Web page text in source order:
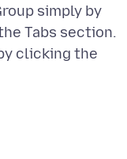
simply by
Tabs section.
clicking the